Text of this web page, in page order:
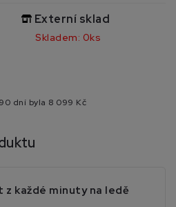
Externí sklad
Skladem: 0ks
dní byla 8 099 Kč
z každé minuty na ledě